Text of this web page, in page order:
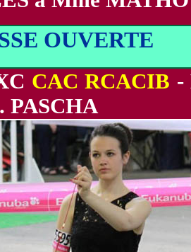
OUVERTE
CAC RCACIB -
PASCHA